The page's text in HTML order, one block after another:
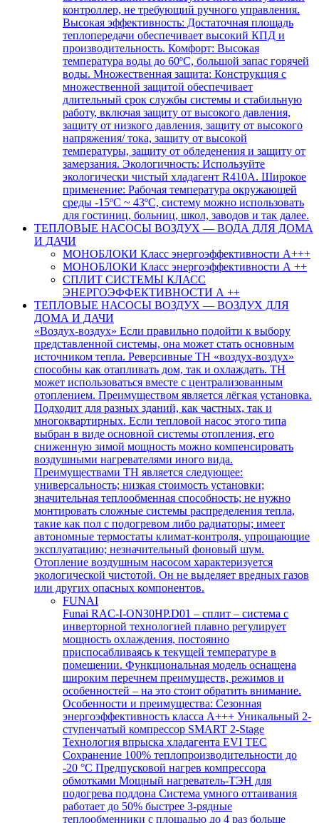
контроллер, не требующий ручного управления.
Высокая эффективность: Достаточная площадь
теплопередачи обеспечивает высокий КПД и
производительность. Комфорт: Высокая
температура воды до 60ºC, большой запас горячей
воды. Множественная защита: Конструкция с
множественной защитой обеспечивает
длительный срок службы системы и стабильную
работу, включая защиту от высокого давления,
защиту от низкого давления, защиту от высокого
напряжения/ тока, защиту от высокой
температуры, защиту от обледенения и защиту от
замерзания. Экологичность: Используйте
экологически чистый хладагент R410A. Широкое
применение: Рабочая температура окружающей
среды -15ºC ~ 43ºC, систему можно использовать
для гостиниц, больниц, школ, заводов и так далее.
ТЕПЛОВЫЕ НАСОСЫ ВОЗДУХ — ВОДА ДЛЯ ДОМА
И ДАЧИ
МОНОБЛОКИ Класс энергоэффективности А+++
МОНОБЛОКИ Класс энергоэффективности А ++
СПЛИТ СИСТЕМЫ КЛАСС
ЭНЕРГОЭФФЕКТИВНОСТИ А ++
ТЕПЛОВЫЕ НАСОСЫ ВОЗДУХ — ВОЗДУХ ДЛЯ
ДОМА И ДАЧИ
«Воздух-воздух» Если правильно подойти к выбору
представленной системы, она может стать основным
источником тепла. Реверсивные ТН «воздух-воздух»
способны как отапливать дом, так и охлаждать. ТН
может использоваться вместе с централизованным
отоплением. Преимуществом является лёгкая установка.
Подходит для разных зданий, как частных, так и
многоквартирных. Если тепловой насос этого типа
выбран в виде основной системы отопления, его
сниженную зимой мощность можно компенсировать
воздушными нагревателями иного вида.
Преимуществами ТН является следующее:
универсальность; низкая стоимость установки;
значительная теплообменная способность; не нужно
монтировать сложные системы распределения тепла,
такие как пол с подогревом либо радиаторы; имеет
автономные термостаты климат-контроля, упрощающие
эксплуатацию; незначительный фоновый шум.
Отопление воздушным насосом характеризуется
экологической чистотой. Он не выделяет вредных газов
или других опасных компонентов.
FUNAI
Funai RAC-I-ON30HP.D01 – сплит – система с
инверторной технологией плавно регулирует
мощность охлаждения, постоянно
приспосабливаясь к текущей температуре в
помещении. Функциональная модель оснащена
широким перечнем преимуществ, режимов и
особенностей – на это стоит обратить внимание.
Особенности и преимущества: Сезонная
энергоэффективность класса А+++ Уникальный 2-
ступенчатый компрессор SMART 2-Stage
Технология впрыска хладагента EVI TEC
Сохранение 100% теплопроизводительности до
-20 °C Предпусковой нагрев компрессора
обмотками Мощный нагреватель-ТЭН для
подогрева поддона Система умного оттаивания
работает до 50% быстрее 3-рядные
теплообменники с площадью до 4 раз больше